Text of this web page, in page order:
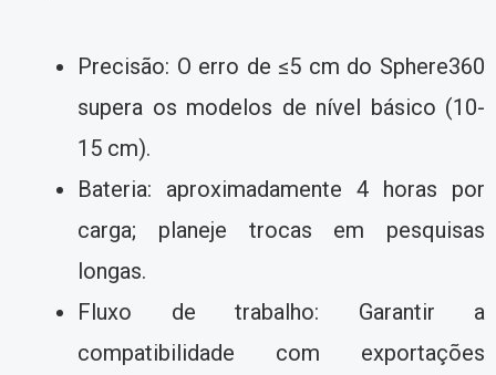
Precisão: O erro de ≤5 cm do Sphere360
supera os modelos de nível básico (10-
15 cm).
Bateria: aproximadamente 4 horas por
carga; planeje trocas em pesquisas
longas.
Fluxo de trabalho: Garantir a
compatibilidade com exportações